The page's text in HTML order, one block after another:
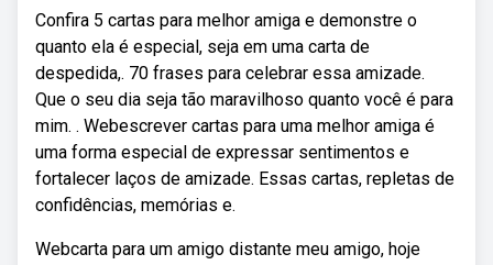
Confira 5 cartas para melhor amiga e demonstre o
quanto ela é especial, seja em uma carta de
despedida,. 70 frases para celebrar essa amizade.
Que o seu dia seja tão maravilhoso quanto você é para
mim. . Webescrever cartas para uma melhor amiga é
uma forma especial de expressar sentimentos e
fortalecer laços de amizade. Essas cartas, repletas de
confidências, memórias e.
Webcarta para um amigo distante meu amigo, hoje